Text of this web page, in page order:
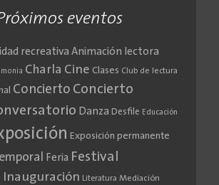
eventos
recreativa Animación lectora
Charla Cine Clases Club de lectura
Concierto Concierto
Danza Desfile Educación
Exposición permanente
Feria Festival
Inauguración Literatura Mediación